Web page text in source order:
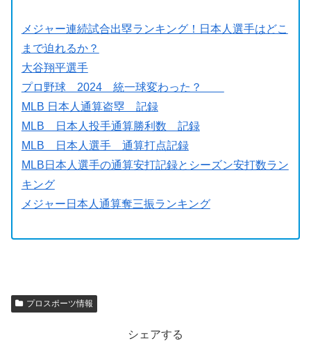
メジャー連続試合出塁ランキング！日本人選手はどこ
まで迫れるか？
大谷翔平選手
プロ野球 2024 統一球変わった？
MLB 日本人通算盗塁 記録
MLB 日本人投手通算勝利数 記録
MLB 日本人選手 通算打点記録
MLB日本人選手の通算安打記録とシーズン安打数ラン
キング
メジャー日本人通算奪三振ランキング
プロスポーツ情報
シェアする